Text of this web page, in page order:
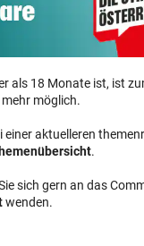
als 18 Monate ist, ist
möglich.
einer aktuelleren
.
sich gern an das
wenden.